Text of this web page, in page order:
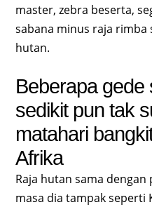
master, zebra beserta,
sabana minus raja
hutan.
Beberapa gede
sedikit pun tak
matahari
Afrika
Raja hutan sama
masa dia tampak seperti